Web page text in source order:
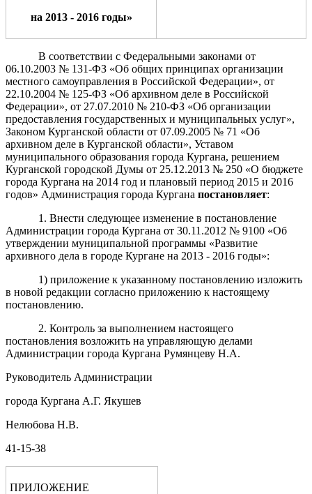
на 2013 - 2016годы»
В соответствии с Федеральными законами от
06.10.2003 № 131-ФЗ «Об общих принципах организации
местного самоуправления в Российской Федерации», от
22.10.2004 № 125-ФЗ «Об архивном деле в Российской
Федерации», от 27.07.2010 № 210-ФЗ «Об организации
предоставления государственных и муниципальных услуг»,
Законом Курганской области от 07.09.2005 № 71 «Об
архивном деле в Курганской области», Уставом
муниципального образования города Кургана, решением
Курганской городской Думы от 25.12.2013 № 250 «О бюджете
города Кургана на 2014 год и плановый период 2015 и 2016
годов» Администрация города Кургана постановляет:
1. Внести следующее изменение в постановление
Администрации города Кургана от 30.11.2012 № 9100 «Об
утверждении муниципальной программы «Развитие
архивного дела в городе Кургане на 2013 - 2016 годы»:
1) приложение к указанному постановлению изложить
в новой редакции согласно приложению к настоящему
постановлению.
2. Контроль за выполнением настоящего
постановления возложить на управляющую делами
Администрации города Кургана Румянцеву Н.А.
Руководитель Администрации
города Кургана А.Г. Якушев
Нелюбова Н.В.
41-15-38
ПРИЛОЖЕНИЕ